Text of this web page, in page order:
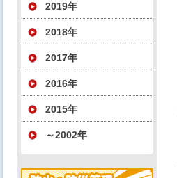
2019年
2018年
2017年
2016年
2015年
～2002年